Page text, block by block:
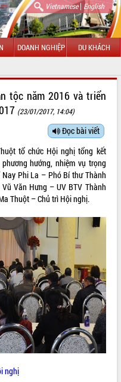
Vietnamese| English
DOANH NGHIỆP DU KHÁCH
tộc năm 2016 và triển
(23/01/2017, 14:04)
Đọc bài viết
tổ chức Hội nghị tổng kết
hướng, nhiệm vụ trọng
Phi La – Phó Bí thư Thành
Văn Hưng – UV BTV Thành
Thuột – Chủ trì Hội nghị.
nghị